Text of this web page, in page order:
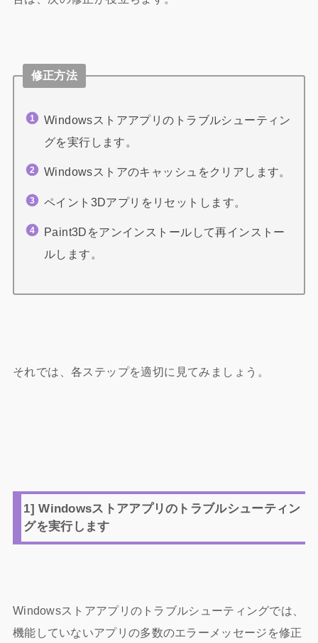
修正方法
Windowsストアアプリのトラブルシューティン
グを実行します。
Windowsストアのキャッシュをクリアします。
ペイント3Dアプリをリセットします。
Paint3Dをアンインストールして再インストー
ルします。
それでは、各ステップを適切に見てみましょう。
1] Windowsストアアプリのトラブルシューティン
グを実行します
Windowsストアアプリのトラブルシューティングでは、
機能していないアプリの多数のエラーメッセージを修正